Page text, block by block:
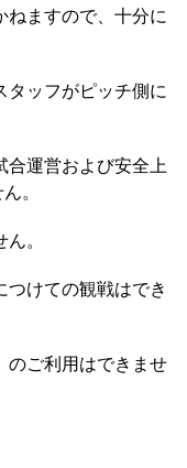
ますので、十分に
タッフがピッチ側に
合運営および安全上
。
。
つけての観戦はでき
のご利用はできませ